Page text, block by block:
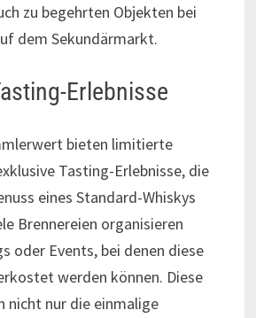
zu begehrten Objekten bei
dem Sekundärmarkt.
Erlebnisse
bieten limitierte
Tasting-Erlebnisse, die
eines Standard-Whiskys
Brennereien organisieren
oder Events, bei denen diese
werden können. Diese
nicht nur die einmalige